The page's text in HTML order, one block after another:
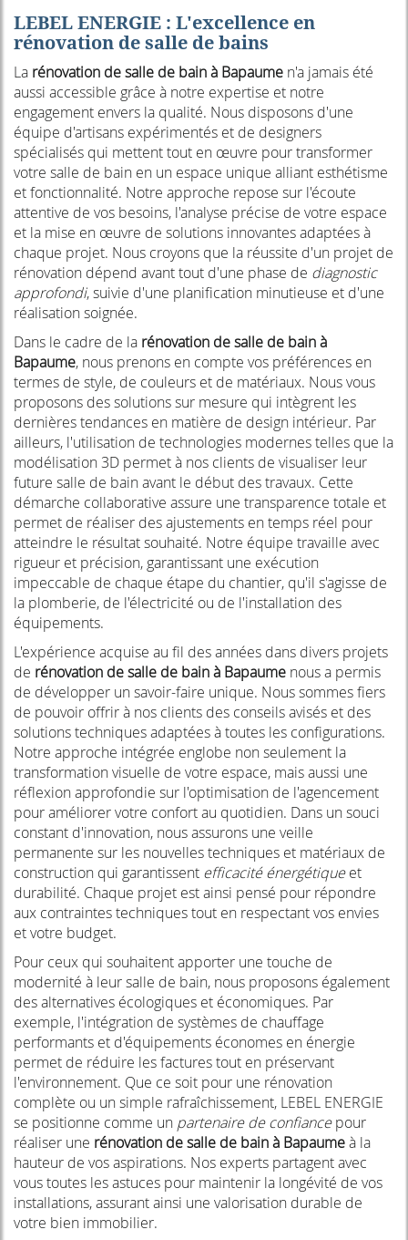
LEBEL ENERGIE : L'excellence en
rénovation de salle de bains
La rénovation de salle de bain à Bapaume n'a jamais été
aussi accessible grâce à notre expertise et notre
engagement envers la qualité. Nous disposons d'une
équipe d'artisans expérimentés et de designers
spécialisés qui mettent tout en œuvre pour transformer
votre salle de bain en un espace unique alliant esthétisme
et fonctionnalité. Notre approche repose sur l'écoute
attentive de vos besoins, l'analyse précise de votre espace
et la mise en œuvre de solutions innovantes adaptées à
chaque projet. Nous croyons que la réussite d'un projet de
rénovation dépend avant tout d'une phase de diagnostic
approfondi, suivie d'une planification minutieuse et d'une
réalisation soignée.
Dans le cadre de la rénovation de salle de bain à
Bapaume, nous prenons en compte vos préférences en
termes de style, de couleurs et de matériaux. Nous vous
proposons des solutions sur mesure qui intègrent les
dernières tendances en matière de design intérieur. Par
ailleurs, l'utilisation de technologies modernes telles que la
modélisation 3D permet à nos clients de visualiser leur
future salle de bain avant le début des travaux. Cette
démarche collaborative assure une transparence totale et
permet de réaliser des ajustements en temps réel pour
atteindre le résultat souhaité. Notre équipe travaille avec
rigueur et précision, garantissant une exécution
impeccable de chaque étape du chantier, qu'il s'agisse de
la plomberie, de l'électricité ou de l'installation des
équipements.
L'expérience acquise au fil des années dans divers projets
de rénovation de salle de bain à Bapaume nous a permis
de développer un savoir-faire unique. Nous sommes fiers
de pouvoir offrir à nos clients des conseils avisés et des
solutions techniques adaptées à toutes les configurations.
Notre approche intégrée englobe non seulement la
transformation visuelle de votre espace, mais aussi une
réflexion approfondie sur l'optimisation de l'agencement
pour améliorer votre confort au quotidien. Dans un souci
constant d'innovation, nous assurons une veille
permanente sur les nouvelles techniques et matériaux de
construction qui garantissent efficacité énergétiqueet
durabilité. Chaque projet est ainsi pensé pour répondre
aux contraintes techniques tout en respectant vos envies
et votre budget.
Pour ceux qui souhaitent apporter une touche de
modernité à leur salle de bain, nous proposons également
des alternatives écologiques et économiques. Par
exemple, l'intégration de systèmes de chauffage
performants et d'équipements économes en énergie
permet de réduire les factures tout en préservant
l'environnement. Que ce soit pour une rénovation
complète ou un simple rafraîchissement, LEBEL ENERGIE
se positionne comme un partenaire de confiancepour
réaliser une rénovation de salle de bain à Bapaumeà la
hauteur de vos aspirations. Nos experts partagent avec
vous toutes les astuces pour maintenir la longévité de vos
installations, assurant ainsi une valorisation durable de
votre bien immobilier.